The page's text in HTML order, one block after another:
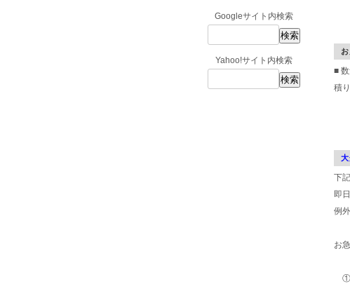
Googleサイト内検索
Yahoo!サイト内検索
■
積
下
即
例
お
①